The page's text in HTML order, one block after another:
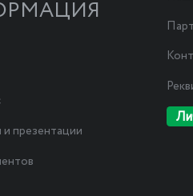
презентации